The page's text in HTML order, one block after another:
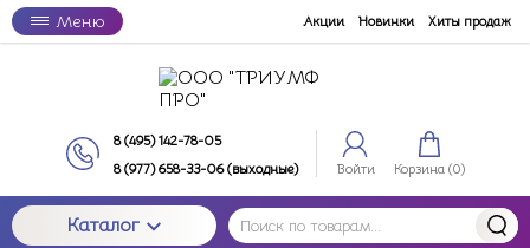
Меню Акции Новинки Хиты продаж
8 (495) 142-78-05
8 (977) 658-33-06 (выходные)
Войти Корзина (0)
Каталог